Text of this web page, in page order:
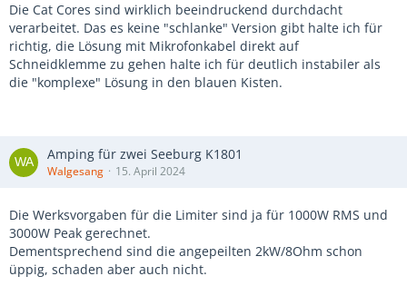
Die Cat Cores sind wirklich beeindruckend durchdacht
verarbeitet. Das es keine "schlanke" Version gibt halte ich für
richtig, die Lösung mit Mikrofonkabel direkt auf
Schneidklemme zu gehen halte ich für deutlich instabiler als
die "komplexe" Lösung in den blauen Kisten.
Amping für zwei Seeburg K1801
Walgesang 15. April 2024
Die Werksvorgaben für die Limiter sind ja für 1000W RMS und
3000W Peak gerechnet.
Dementsprechend sind die angepeilten 2kW/8Ohm schon
üppig, schaden aber auch nicht.